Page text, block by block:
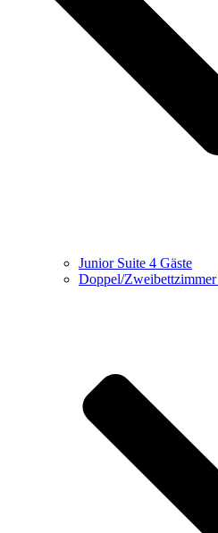
Junior Suite 4 Gäste
Doppel/Zweibettzimmer